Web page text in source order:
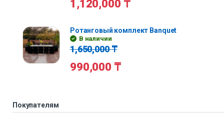
1,120,000 ₸
Ротанговый комплект Banquet
В наличии
1,650,000₸
990,000 ₸
Покупателям